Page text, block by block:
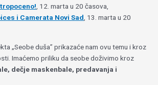
, 12. marta u 20 časova,
i Camerata Novi Sad , 13. marta u 20
„Seobe duša” prikazaće nam ovu temu i kroz
Imaćemo priliku da seobe doživimo kroz
dečje maskenbale, predavanja i